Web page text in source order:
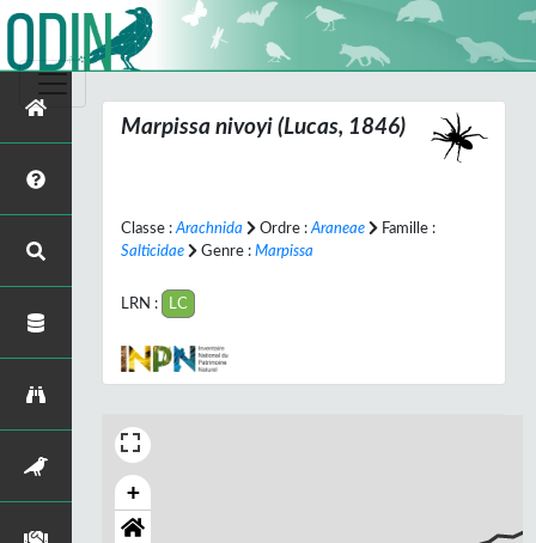
Marpissa nivoyi (Lucas, 1846)
Classe : Arachnida Ordre : Araneae
Famille :
Salticidae
Genre : Marpissa
LRN : LC
+